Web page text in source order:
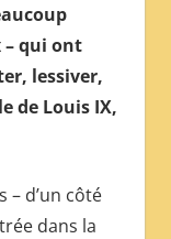
– qui ont
lessiver,
de Louis IX,
– d’un côté
dans la